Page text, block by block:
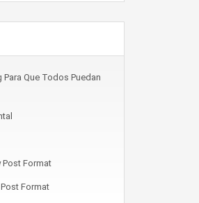
Que Todos Puedan
Post Format
Format